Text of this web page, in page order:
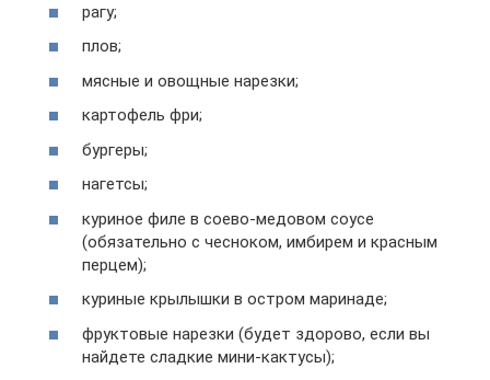
рагу;
плов;
мясные и овощные нарезки;
картофель фри;
бургеры;
нагетсы;
куриное филе в соево-медовом соусе
(обязательно с чесноком, имбирем и красным
перцем);
куриные крылышки в остром маринаде;
фруктовые нарезки (будет здорово, если вы
найдете сладкие мини-кактусы);